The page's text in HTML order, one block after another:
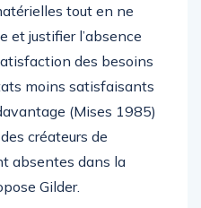
tout en ne
et justifier l’absence
des besoins
moins satisfaisants
(Mises 1985)
créateurs de
absentes dans la
Gilder.